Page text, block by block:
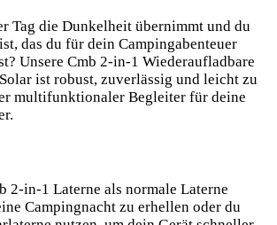
Tag⁢ die Dunkelheit übernimmt und du
das du für dein Campingabenteuer
Unsere Cmb 2-in-1 Wiederaufladbare
ist robust, zuverlässig und ⁤leicht zu
multifunktionaler Begleiter für deine
2-in-1 Laterne als normale Laterne
Campingnacht zu erhellen oder du